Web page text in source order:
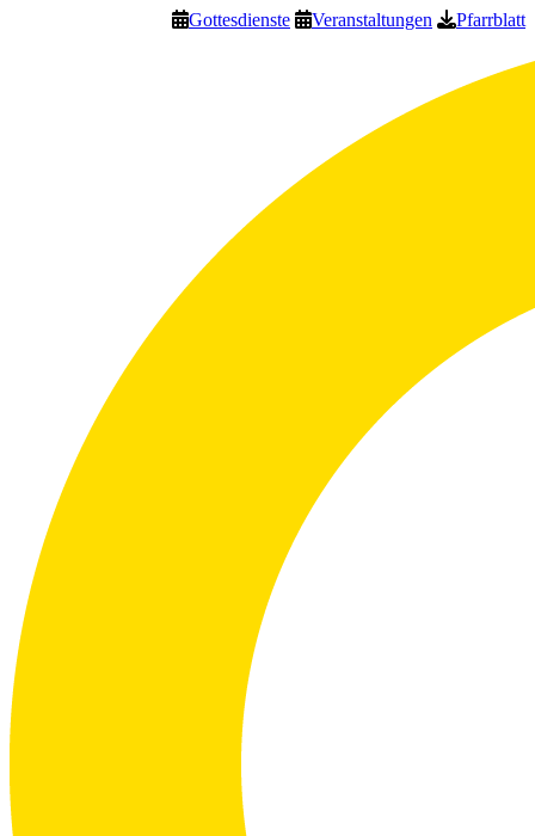
Gottesdienste Veranstaltungen Pfarrblatt